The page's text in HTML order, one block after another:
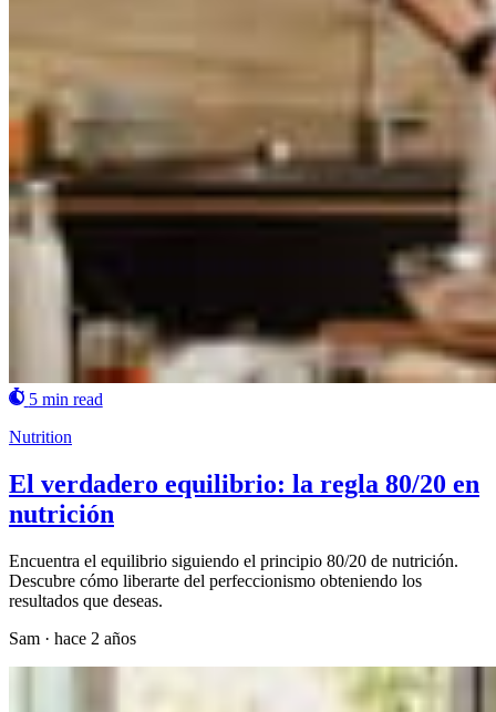
5 min read
Nutrition
El verdadero equilibrio: la regla 80/20 en
nutrición
Encuentra el equilibrio siguiendo el principio 80/20 de nutrición.
Descubre cómo liberarte del perfeccionismo obteniendo los
resultados que deseas.
Sam · hace 2 años